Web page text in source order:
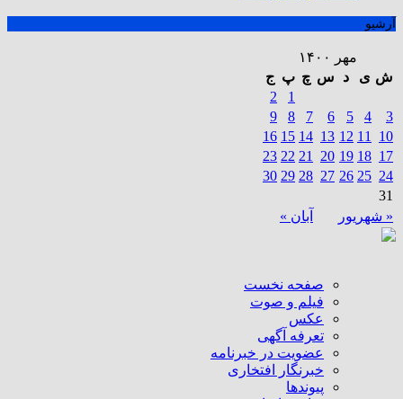
آرشیو
مهر ۱۴۰۰
ش ی د س چ پ ج
« شهریور آبان »
1
2
3
4
5
6
7
8
9
10
11
12
13
14
15
16
17
18
19
20
21
22
23
24
25
26
27
28
29
30
31
صفحه نخست
فیلم و صوت
عکس
تعرفه آگهی
عضویت در خبرنامه
خبرنگار افتخاری
پیوندها